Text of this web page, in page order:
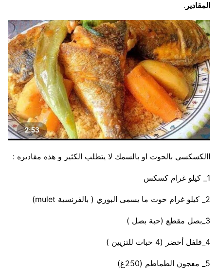
المقادير .
االكسكسي بالحوت او بالسمك لا يتطلب الكثير و هذه مقاديره :
1_ كيلو غرام كسكس
2_ كيلو غرام حوت ما يسمى البوري ( بالفرنسية mulet)
3_بصل مقطع (حبة بصل )
4_فلفل أخضر (4 حبات للتزيين )
5_ معجون الطماطم (250غ)